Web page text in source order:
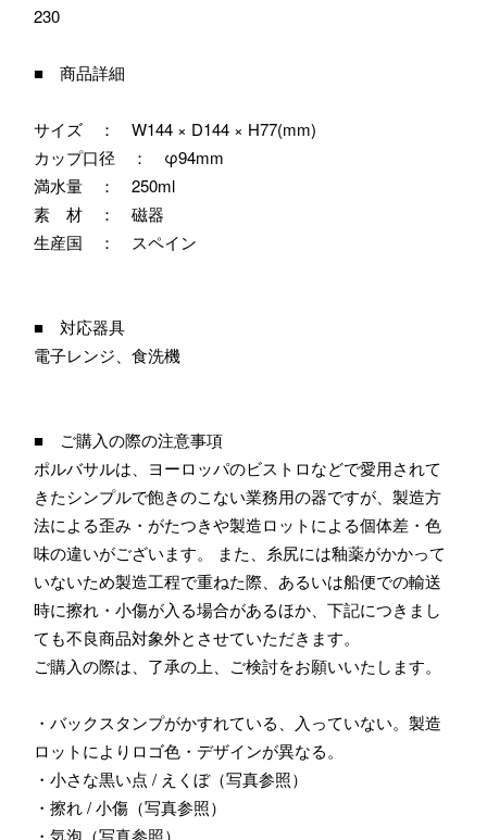
230
■ 商品詳細
サイズ ： W144 × D144 × H77(mm)
カップ口径 ： φ94mm
満水量 ： 250ml
素 材 ： 磁器
生産国 ： スペイン
■ 対応器具
電子レンジ、食洗機
■ ご購入の際の注意事項
ポルバサルは、ヨーロッパのビストロなどで愛用されて
きたシンプルで飽きのこない業務用の器ですが、製造方
法による歪み・がたつきや製造ロットによる個体差・色
味の違いがございます。 また、糸尻には釉薬がかかって
いないため製造工程で重ねた際、あるいは船便での輸送
時に擦れ・小傷が入る場合があるほか、下記につきまし
ても不良商品対象外とさせていただきます。
ご購入の際は、了承の上、ご検討をお願いいたします。
・バックスタンプがかすれている、入っていない。製造
ロットによりロゴ色・デザインが異なる。
・小さな黒い点 / えくぼ（写真参照）
・擦れ / 小傷（写真参照）
・気泡（写真参照）